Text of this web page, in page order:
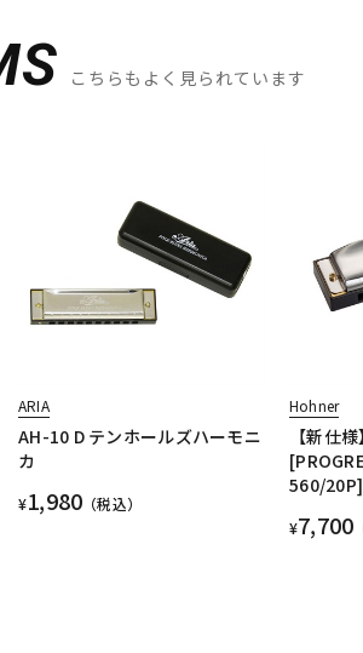
こちらもよく見られています
ARIA
AH-10 D テンホールズハーモニ
カ
¥1,980 （税込）
Hohner
【新仕
560/20P]
¥7,700